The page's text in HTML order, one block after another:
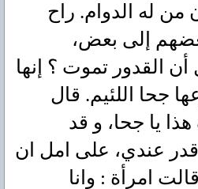
من له الدوام. راح
إلى بعض،
القدور تموت ؟ إنها
جحا اللئيم. قال
يا جحا، و قد
عندي، على امل ان
امرأة : وانا